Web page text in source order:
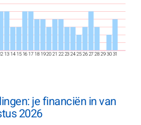
13 14 15 16 17 18 192021 22232425262728293031
je financiën in van
2026